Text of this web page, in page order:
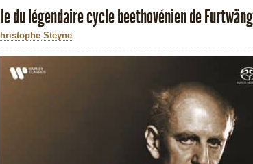
du légendaire cycle beethovénien de
Steyne